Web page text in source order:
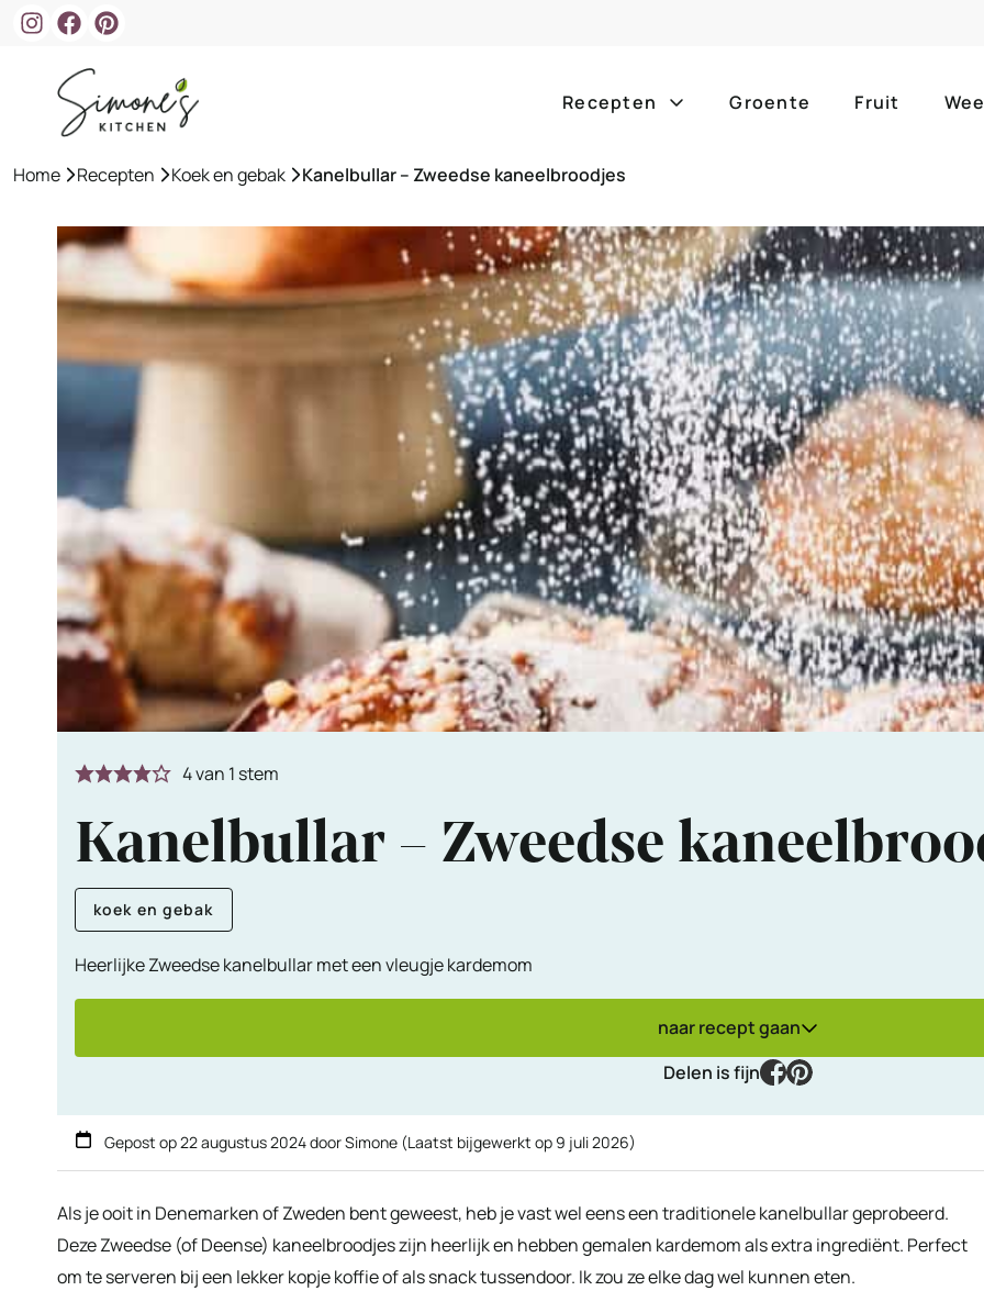
Recepten
ontbijt bijgerechten
lunch hoofdgerechten
borrelhapjes desserts
voorgerechten drankjes
alle
alle
zomer
slow
Groente Fruit
Home »Recepten »Koek en gebak »Kanelbullar – Zweedse kaneelbroodjes
4van 1 stem
Kanelbullar – Zweedse
koek en gebak
Heerlijke Zweedse kanelbullar met een vleugje kardemom
naar recept gaan
Delen is fijn
facebook
pinterest
Gepost op22 augustus 2024doorSimone (Laatst bijgewerkt op 9 juli 2026)
Als je ooit in Denemarken of Zweden bent geweest, heb je vast wel eens een traditionele kanelbullar geprobeerd.
Deze Zweedse (of Deense) kaneelbroodjes zijn heerlijk en hebben gemalen kardemom als extra ingrediënt. Perfect
om te serveren bij een lekker kopje koffie of als snack tussendoor. Ik zou ze elke dag wel kunnen eten.